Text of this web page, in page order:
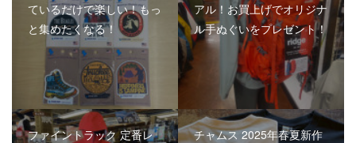
ているだけで楽しい！もっ
と集めたくなる！
アル！お買上げでオリジナ
ル手ぬぐいをプレゼント！
ファイントラック 定番レ
チャムス 2025年春夏新作